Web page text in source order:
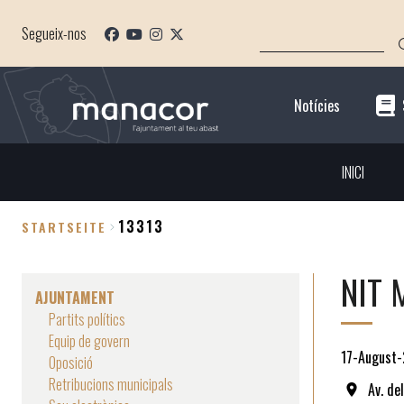
Segueix-nos
Notícies
INICI
STARTSEITE 13313
AJUNTAMENT
Partits polítics
Equip de govern
Oposició
Retribucions municipals
NIT
17-
Av.